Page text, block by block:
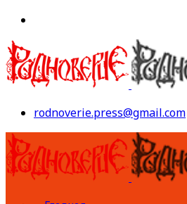
rodnoverie.press@gmail.com